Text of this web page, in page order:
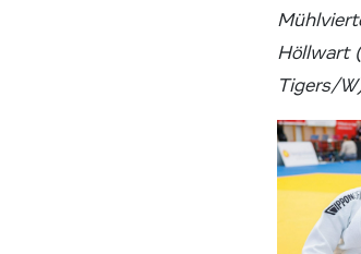
Höllwart
Tigers/